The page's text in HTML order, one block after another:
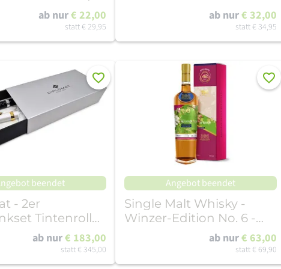
ab nur€ 22,00
statt€ 29,95
Eule Archimedes
ab nur€ 32,00
statt€ 34,95
Merken
beendet
- 2er
Tintenroller
im Etui
ab nur€ 183,00
statt€ 345,00
Merken
Angebot beendet
Single Malt Whisky -
Winzer-Edition No. 6 -
Weingut Jan Ulrich
ab nur€ 63,00
statt€ 69,90